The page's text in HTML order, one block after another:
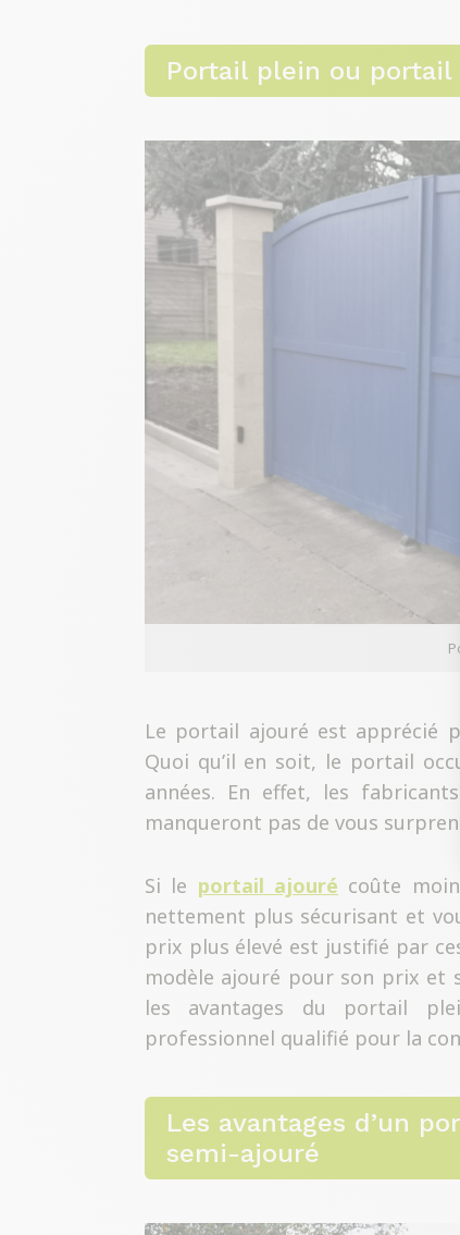
Portail plein ou
Le portail ajouré est apprécié
Quoi qu’il en soit, le portail
années. En effet, les
manqueront pas de vous
Si le portail ajouré coûte
nettement plus sécurisant et
prix plus élevé est justifié par
modèle ajouré pour son prix et
les avantages du portail
professionnel qualifié pour la
Les avantages d’un
semi-ajouré